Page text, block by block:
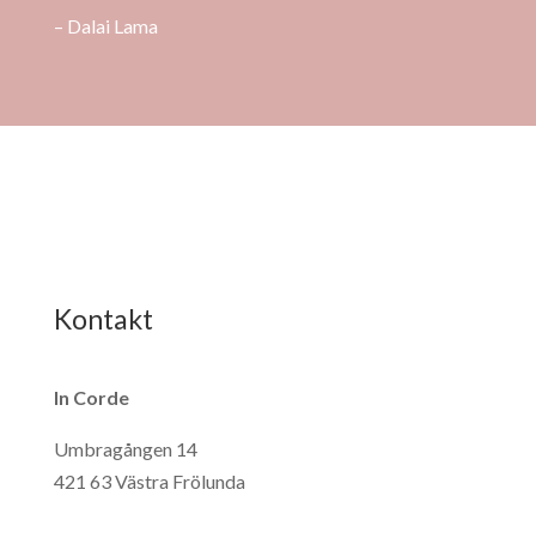
– Dalai Lama
Kontakt
In Corde
Umbragången 14
421 63 Västra Frölunda